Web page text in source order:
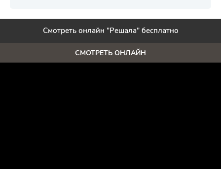
Смотреть онлайн "Решала" бесплатно
СМОТРЕТЬ ОНЛАЙН